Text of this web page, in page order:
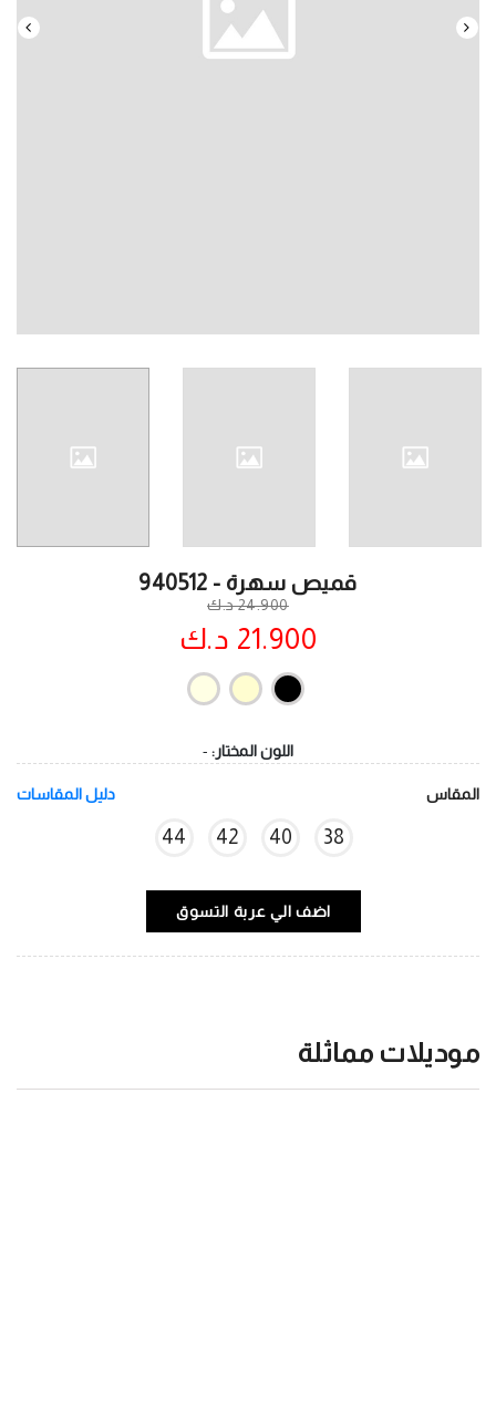
قميص سهرة - 940512
24.900 د.ك
21.900 د.ك
اللون المختار: -
المقاس دليل المقاسات
38
40
42
44
اضف الي عربة التسوق
موديلات مماثلة